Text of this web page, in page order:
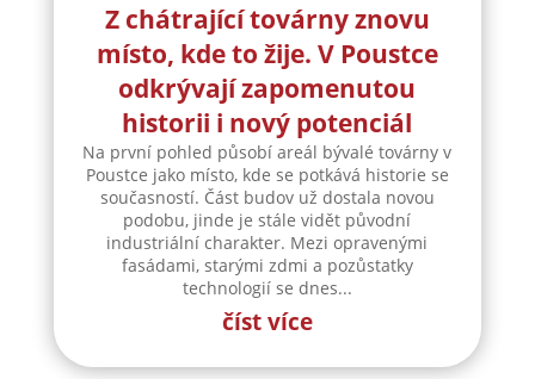
Z chátrající továrny znovu
místo, kde to žije. V Poustce
odkrývají zapomenutou
historii i nový potenciál
Na první pohled působí areál bývalé továrny v
Poustce jako místo, kde se potkává historie se
současností. Část budov už dostala novou
podobu, jinde je stále vidět původní
industriální charakter. Mezi opravenými
fasádami, starými zdmi a pozůstatky
technologií se dnes...
číst více